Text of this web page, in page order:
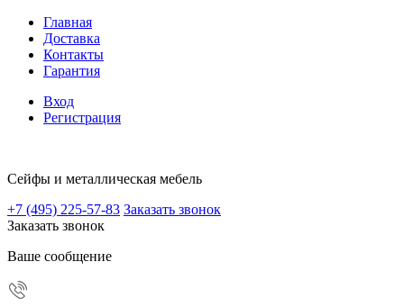
Главная
Доставка
Контакты
Гарантия
Вход
Регистрация
Сейфы и металлическая мебель
+7 (495) 225-57-83 Заказать звонок
Заказать звонок
Ваше сообщение